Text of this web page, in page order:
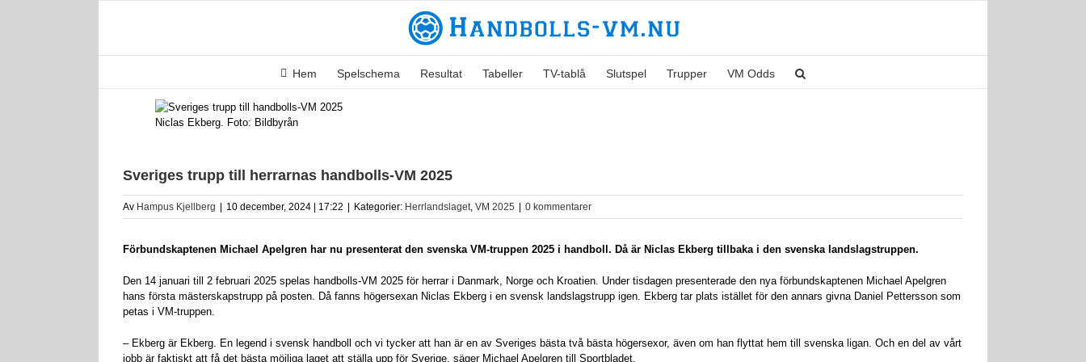
Hem Spelschema Resultat Tabeller TV-tablå Slutspel Trupper VM Odds
Niclas Ekberg. Foto: Bildbyrån
Sveriges trupp till herrarnas handbolls-VM 2025
Av Hampus Kjellberg 10 december, 2024 | 17:22 Kategorier: Herrlandslaget, VM 2025 0 kommentarer
Förbundskaptenen Michael Apelgren har nu presenterat den svenska VM-truppen 2025 i handboll. Då är Niclas Ekberg tillbaka i den svenska landslagstruppen.
Den 14 januari till 2 februari 2025 spelas handbolls-VM 2025 för herrar i Danmark, Norge och Kroatien. Under tisdagen presenterade den nya förbundskaptenen Michael Apelgren
hans första mästerskapstrupp på posten. Då fanns högersexan Niclas Ekberg i en svensk landslagstrupp igen. Ekberg tar plats istället för den annars givna Daniel Pettersson som
petas i VM-truppen.
– Ekberg är Ekberg. En legend i svensk handboll och vi tycker att han är en av Sveriges bästa två bästa högersexor, även om han flyttat hem till svenska ligan. Och en del av vårt
jobb är faktiskt att få det bästa möjliga laget att ställa upp för Sverige, säger Michael Apelgren till Sportbladet.